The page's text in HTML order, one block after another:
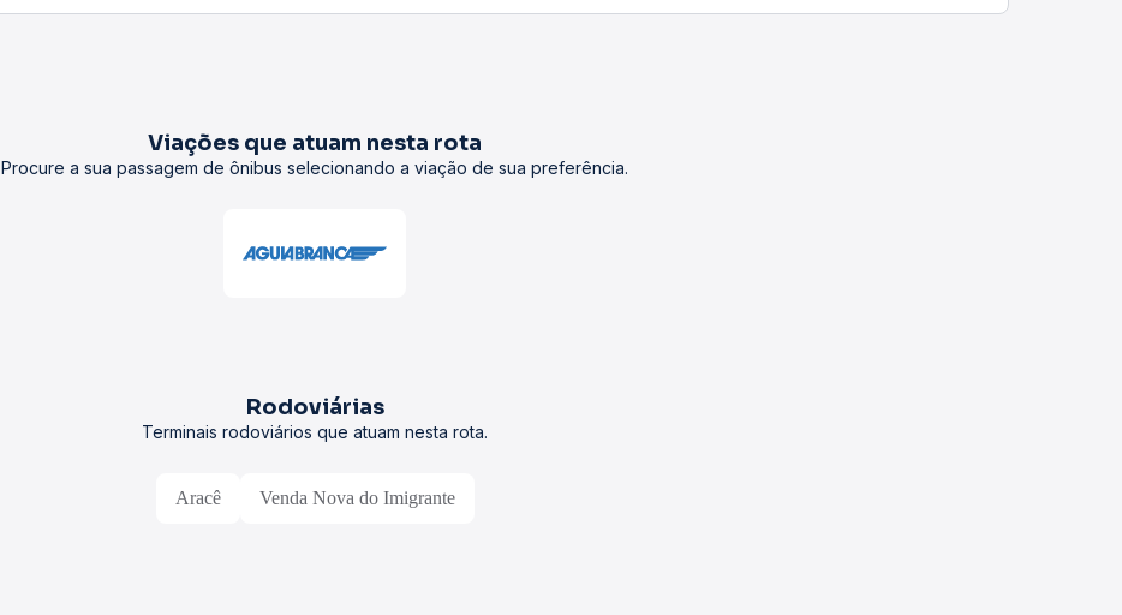
Viações que atuam nesta rota
Procure a sua passagem de ônibus selecionando a viação de sua preferência.
Rodoviárias
Terminais rodoviários que atuam nesta rota.
Aracê Venda Nova do Imigrante